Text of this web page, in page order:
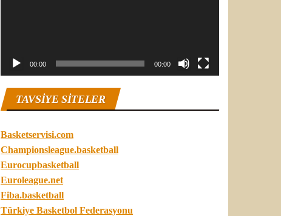
00:00 00:00
TAVSIYE SITELER
Basketservisi.com
Championsleague.basketball
Eurocupbasketball
Euroleague.net
Fiba.basketball
Türkiye Basketbol Federasyonu